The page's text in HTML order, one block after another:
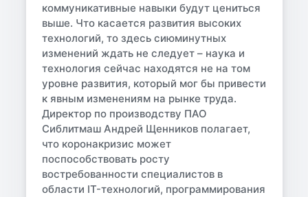
коммуникативные навыки будут цениться
выше. Что касается развития высоких
технологий, то здесь сиюминутных
изменений ждать не следует – наука и
технология сейчас находятся не на том
уровне развития, который мог бы привести
к явным изменениям на рынке труда.
Директор по производству ПАО
Сиблитмаш Андрей Щенников полагает,
что коронакризис может
поспособствовать росту
востребованности специалистов в
области IT-технологий, программирования